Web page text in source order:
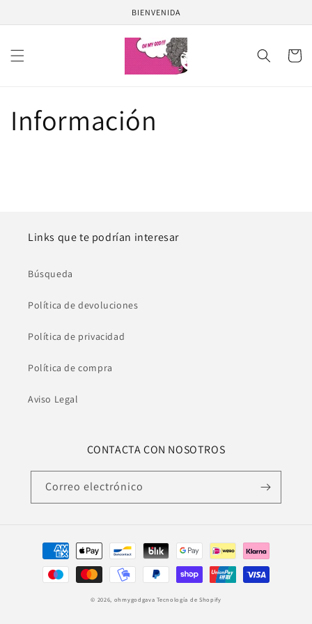
al contenido
BIENVENIDA
Carrito
Información
Links que te podrían interesar
Búsqueda
Política de devoluciones
Política de privacidad
Política de compra
Aviso Legal
CONTACTA CON NOSOTROS
Correo electrónico
Formas
pago
© 2026, ohmygodgava Tecnología de Shopify